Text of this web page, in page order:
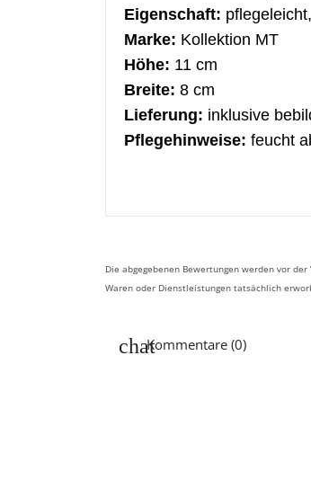
Eigenschaft:
Marke: Kollektion MT
Höhe: 11 cm
Breite: 8 cm
Lieferung: inklusive
Pflegehinweise: feucht
Die abgegebenen Bewertungen werden vor
Waren oder Dienstleistungen tatsächlich
Kommentare (0)